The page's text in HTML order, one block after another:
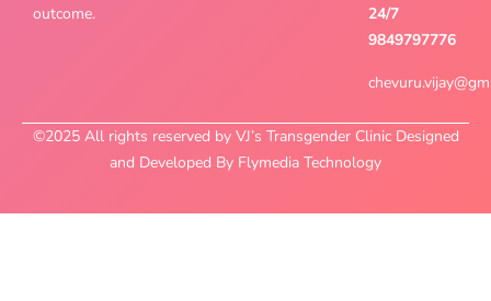
outcome.
24/7
9849797776
©2025 All rights reserved by VJ’s Transgender Clinic Designed
and Developed By Flymedia Technology